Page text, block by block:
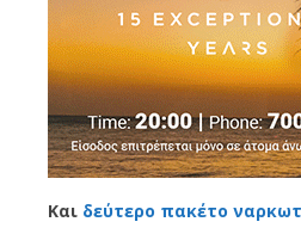
Και δεύτερο πακέτο